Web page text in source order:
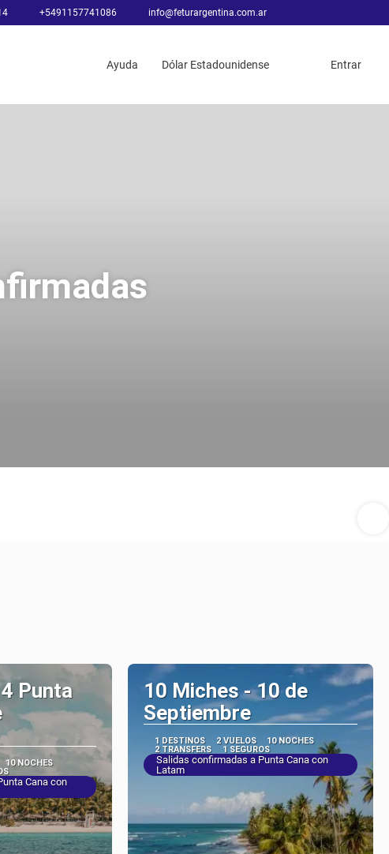
+5491157741086 info@feturargentina.com.ar
Ayuda Dólar Estadounidense Entrar
Punta
10 NOCHES
Cana con
10 Miches - 10 de
Septiembre
1 DESTINOS 2 VUELOS
10 NOCHES
2 TRANSFERS
1 SEGUROS
Salidas confirmadas a Punta Cana con
Latam